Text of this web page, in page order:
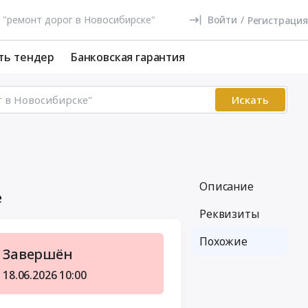
Войти / Регистрация
тендер Банковская гарантия
Искать
Завершён
18.06.2026 10:00
Описание
Реквизиты
Похожие